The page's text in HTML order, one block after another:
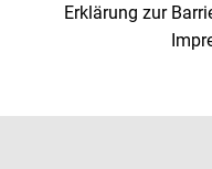
Erklärung zur